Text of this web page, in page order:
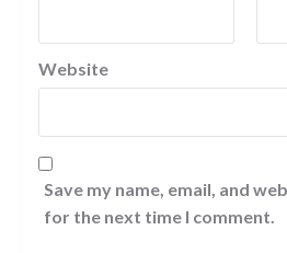
Website
Save my name, email, and
for the next time I comment.